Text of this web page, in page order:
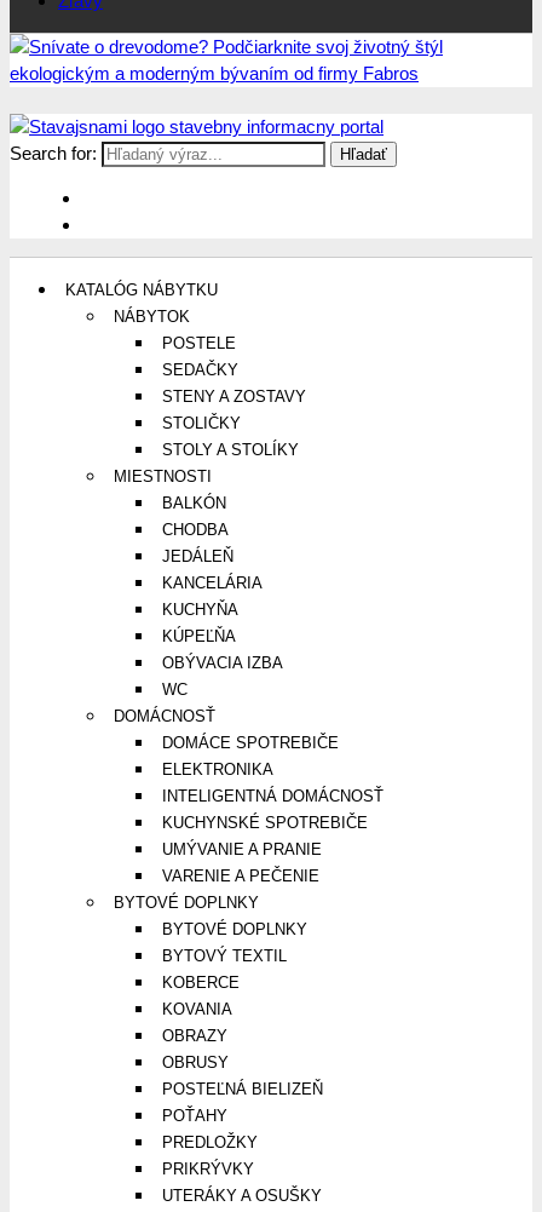
Stavajsnami.sk
Stavebníctvo, stavby, byty, domy a všetko o nich
Search for:
KATALÓG NÁBYTKU
NÁBYTOK
POSTELE
SEDAČKY
STENY A ZOSTAVY
STOLIČKY
STOLY A STOLÍKY
MIESTNOSTI
BALKÓN
CHODBA
JEDÁLEŇ
KANCELÁRIA
KUCHYŇA
KÚPEĽŇA
OBÝVACIA IZBA
WC
DOMÁCNOSŤ
DOMÁCE SPOTREBIČE
ELEKTRONIKA
INTELIGENTNÁ DOMÁCNOSŤ
KUCHYNSKÉ SPOTREBIČE
UMÝVANIE A PRANIE
VARENIE A PEČENIE
BYTOVÉ DOPLNKY
BYTOVÉ DOPLNKY
BYTOVÝ TEXTIL
KOBERCE
KOVANIA
OBRAZY
OBRUSY
POSTEĽNÁ BIELIZEŇ
POŤAHY
PREDLOŽKY
PRIKRÝVKY
UTERÁKY A OSUŠKY